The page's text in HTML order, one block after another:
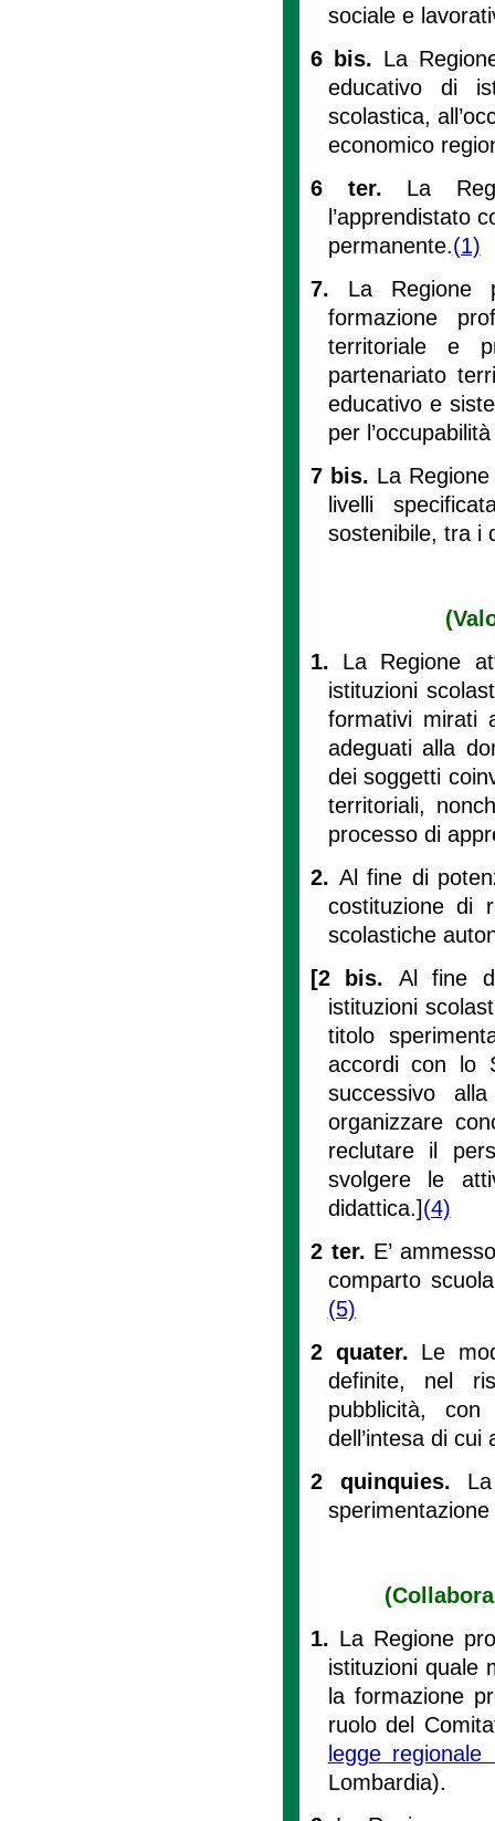
sociale e
6 bis. La
educativo di
scolastica,
economico
6 ter. La
l’apprendistato
permanente.(1)
7. La Regione
formazione
territoriale e
partenariato
educativo e
per
7 bis. La
livelli
sostenibile, tra i
1. La Regione
istituzioni
formativi mirati
adeguati alla
dei soggetti
territoriali,
processo di
2. Al fine di
costituzione di
scolastiche
[2 bis. Al fine
istituzioni
titolo
accordi con lo
successivo
organizzare
reclutare il
svolgere le
didattica.](4)
2 ter. E’
comparto
(5)
2 quater. Le
definite, nel
pubblicità,
dell’intesa di cui
2 quinquies.
1. La Regione
istituzioni quale
la formazione
ruolo del
legge
Lombardia).